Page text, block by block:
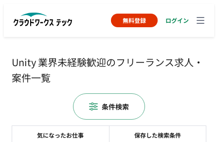
無料登録 ログイン
Unity 業界未経験歓迎のフリーランス求人・
案件一覧
気になったお仕事 保存した検索条件
条件検索